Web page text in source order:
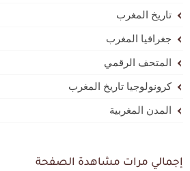
تاريخ المغرب
جغرافيا المغرب
المتحف الرقمي
كرونولوجيا تاريخ المغرب
المدن المغربية
إجمالي مرات مشاهدة الصفحة